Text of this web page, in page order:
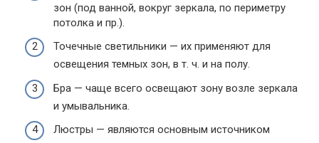
зон (под ванной, вокруг зеркала, по периметру
потолка и пр.).
Точечные светильники — их применяют для
освещения темных зон, в т. ч. и на полу.
Бра — чаще всего освещают зону возле зеркала
и умывальника.
Люстры — являются основным источником